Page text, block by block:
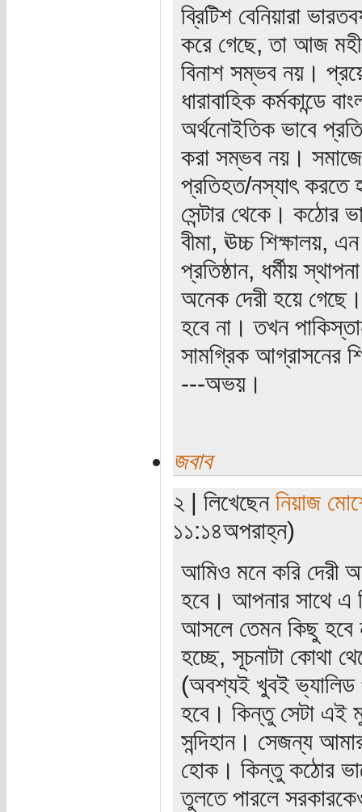
ব্রিটিশ বেনিয়ারা
করে গেছে, তা আজ
বিনাশ সম্ভব নয়।
ধারাবাহিক কর্মকান্ডে
অর্থনোইতিক ভাবে
করা সম্ভব নয়।
প্রতিহত/নস্যাৎ করতে
সেন্টার থেকে। কঠোর
বীমা, ঊচ্চ শিক্ষালয়,
প্রতিষ্ঠান, ধর্মীয়
অনেক দেরী হয়ে
হবে না। তখন
সামগ্রিক আগ্রাসনের
---অভয়।
জবাব
২ | লিখেছেন নিয়াজ
১১:১৪অপরাহ্ন)
আমিও মনে করি দেরী
হবে। আপনার সাথে এ
আসলে তেমন কিছু হবে
হচ্ছে, সূচনাটা কোথা
(অবশ্যই খুবই ভ্যালিড
হবে। কিন্তু সেটা এই
সন্দিহান। সেজন্য
হোক। কিন্তু কঠোর
তুলতে পারলে